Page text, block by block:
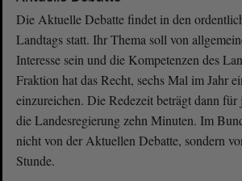
Die Aktuelle Debatte findet in den
Landtags statt. Ihr Thema soll von
Interesse sein und die Kompetenzen des
Fraktion hat das Recht, sechs Mal im Jahr
einzureichen. Die Redezeit beträgt dann
die Landesregierung zehn Minuten. Im
nicht von der Aktuellen Debatte, sondern
Stunde.